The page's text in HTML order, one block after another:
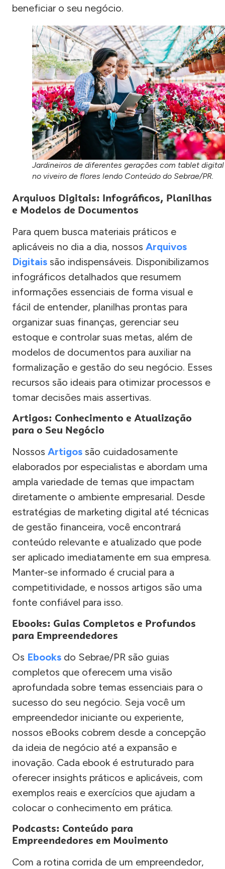
beneficiar o seu negócio.
Jardineiros de diferentes gerações com tablet digital
no viveiro de flores lendo Conteúdo do Sebrae/PR.
Arquivos Digitais: Infográficos, Planilhas
e Modelos de Documentos
Para quem busca materiais práticos e
aplicáveis no dia a dia, nossos Arquivos
Digitais são indispensáveis. Disponibilizamos
infográficos detalhados que resumem
informações essenciais de forma visual e
fácil de entender, planilhas prontas para
organizar suas finanças, gerenciar seu
estoque e controlar suas metas, além de
modelos de documentos para auxiliar na
formalização e gestão do seu negócio. Esses
recursos são ideais para otimizar processos e
tomar decisões mais assertivas.
Artigos: Conhecimento e Atualização
para o Seu Negócio
Nossos Artigos são cuidadosamente
elaborados por especialistas e abordam uma
ampla variedade de temas que impactam
diretamente o ambiente empresarial. Desde
estratégias de marketing digital até técnicas
de gestão financeira, você encontrará
conteúdo relevante e atualizado que pode
ser aplicado imediatamente em sua empresa.
Manter-se informado é crucial para a
competitividade, e nossos artigos são uma
fonte confiável para isso.
Ebooks: Guias Completos e Profundos
para Empreendedores
Os Ebooks do Sebrae/PR são guias
completos que oferecem uma visão
aprofundada sobre temas essenciais para o
sucesso do seu negócio. Seja você um
empreendedor iniciante ou experiente,
nossos eBooks cobrem desde a concepção
da ideia de negócio até a expansão e
inovação. Cada ebook é estruturado para
oferecer insights práticos e aplicáveis, com
exemplos reais e exercícios que ajudam a
colocar o conhecimento em prática.
Podcasts: Conteúdo para
Empreendedores em Movimento
Com a rotina corrida de um empreendedor,